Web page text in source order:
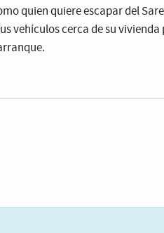
quien quiere escapar del
vehículos cerca de su vivienda